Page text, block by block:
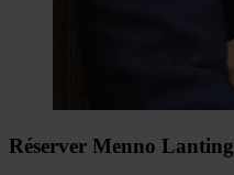
Réserver Menno Lanting